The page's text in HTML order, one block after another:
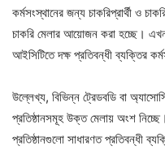
কর্মসংস্থানের জন্য চাকরিপ্রার্থী ও
চাকরি মেলার আয়োজন করা হচ্ছে।
আইসিটিতে দক্ষ প্রতিবন্ধী ব্যক্তির
উল্লেখ্য, বিভিন্ন ট্রেডবডি বা
প্রতিষ্ঠানসমূহ উক্ত মেলায় অংশ
প্রতিষ্ঠানগুলো সাধারণত প্রতিবন্ধী